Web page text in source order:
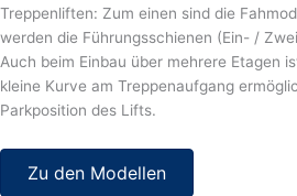
Treppenliften: Zum einen sind die
werden die Führungsschienen (Ein- /
Auch beim Einbau über mehrere Etagen
kleine Kurve am Treppenaufgang
Parkposition des Lifts.
Zu den Modellen